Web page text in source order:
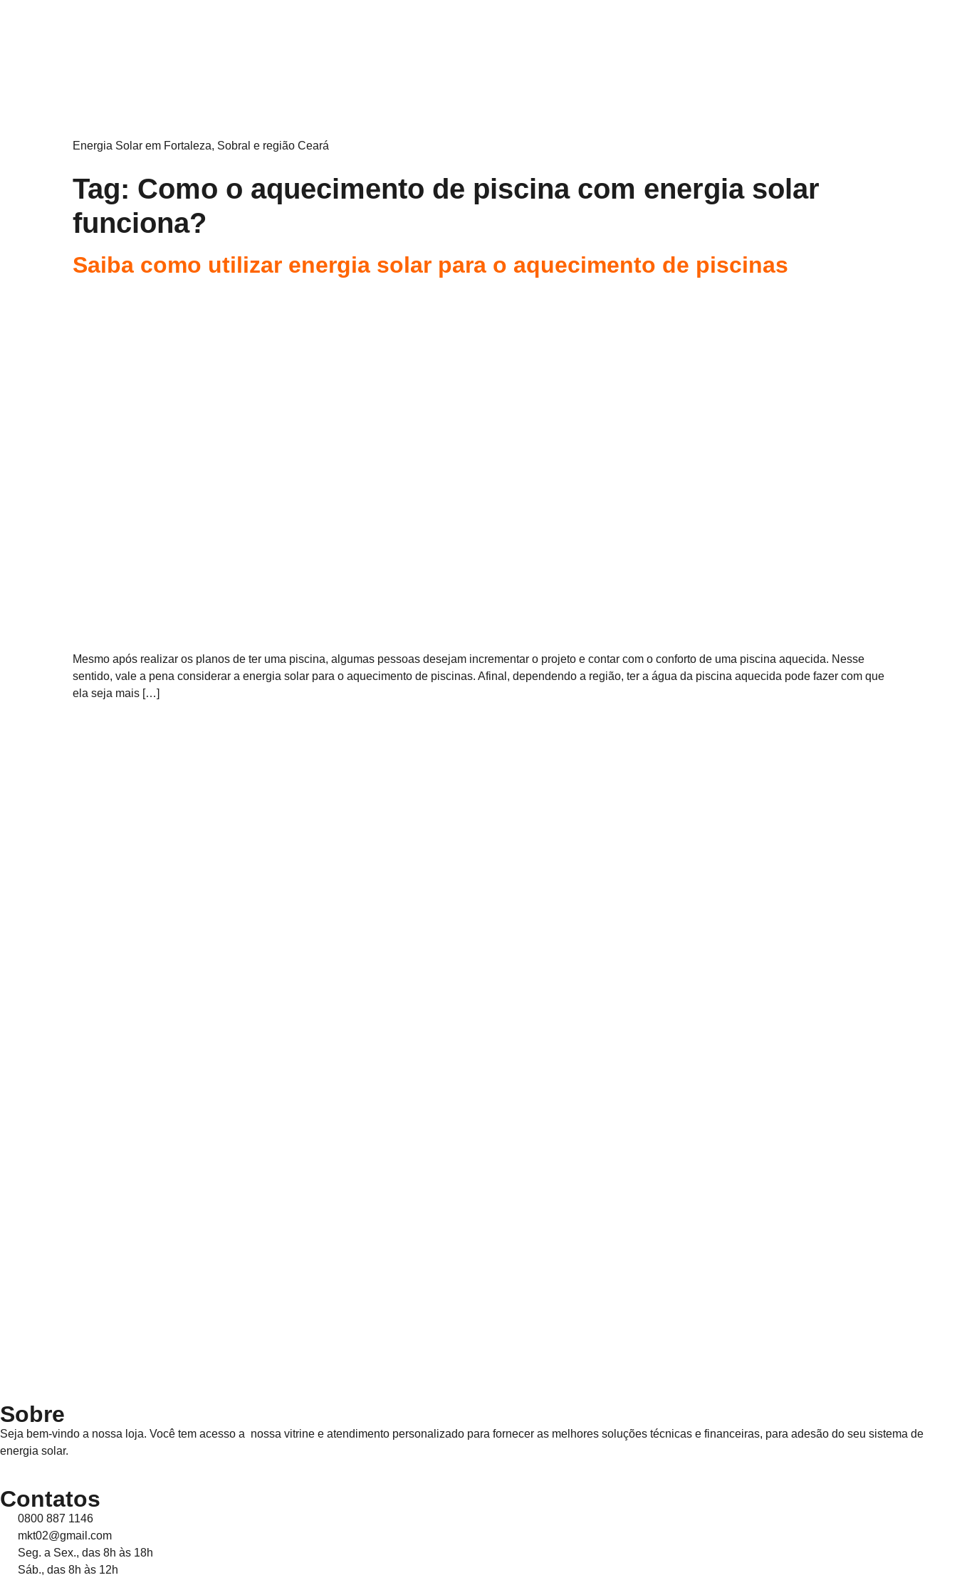
Energia Solar em Fortaleza, Sobral e região Ceará
Tag: Como o aquecimento de piscina com energia solar
funciona?
Saiba como utilizar energia solar para o aquecimento de piscinas
Mesmo após realizar os planos de ter uma piscina, algumas pessoas desejam incrementar o projeto e contar com o conforto de uma piscina aquecida. Nesse
sentido, vale a pena considerar a energia solar para o aquecimento de piscinas. Afinal, dependendo a região, ter a água da piscina aquecida pode fazer com que
ela seja mais […]
Sobre
Seja bem-vindo a nossa loja. Você tem acesso a nossa vitrine e atendimento personalizado para fornecer as melhores soluções técnicas e financeiras, para adesão do seu sistema de
energia solar.
Contatos
0800 887 1146
mkt02@gmail.com
Seg. a Sex., das 8h às 18h
Sáb., das 8h às 12h